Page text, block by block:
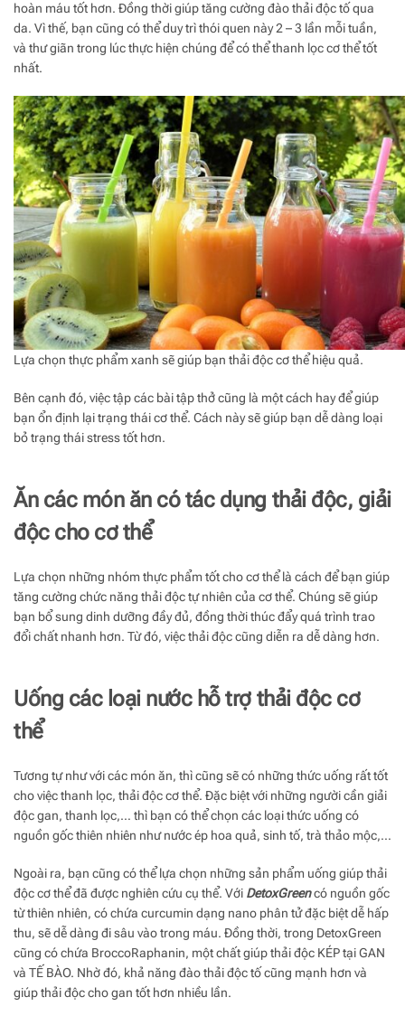
hoàn máu tốt hơn. Đồng thời giúp tăng cường đào thải độc tố qua
da. Vì thế, bạn cũng có thể duy trì thói quen này 2 – 3 lần mỗi tuần,
và thư giãn trong lúc thực hiện chúng để có thể thanh lọc cơ thể tốt
nhất.
Lựa chọn thực phẩm xanh sẽ giúp bạn thải độc cơ thể hiệu quả.
Bên cạnh đó, việc tập các bài tập thở cũng là một cách hay để giúp
bạn ổn định lại trạng thái cơ thể. Cách này sẽ giúp bạn dễ dàng loại
bỏ trạng thái stress tốt hơn.
Ăn các món ăn có tác dụng thải độc, giải
độc cho cơ thể
Lựa chọn những nhóm thực phẩm tốt cho cơ thể là cách để bạn giúp
tăng cường chức năng thải độc tự nhiên của cơ thể. Chúng sẽ giúp
bạn bổ sung dinh dưỡng đầy đủ, đồng thời thúc đẩy quá trình trao
đổi chất nhanh hơn. Từ đó, việc thải độc cũng diễn ra dễ dàng hơn.
Uống các loại nước hỗ trợ thải độc cơ
thể
Tương tự như với các món ăn, thì cũng sẽ có những thức uống rất tốt
cho việc thanh lọc, thải độc cơ thể. Đặc biệt với những người cần giải
độc gan, thanh lọc,… thì bạn có thể chọn các loại thức uống có
nguồn gốc thiên nhiên như nước ép hoa quả, sinh tố, trà thảo mộc,…
Ngoài ra, bạn cũng có thể lựa chọn những sản phẩm uống giúp thải
độc cơ thể đã được nghiên cứu cụ thể. Với DetoxGreencó nguồn gốc
từ thiên nhiên, có chứa curcumin dạng nano phân tử đặc biệt dễ hấp
thu, sẽ dễ dàng đi sâu vào trong máu. Đồng thời, trong DetoxGreen
cũng có chứa BroccoRaphanin, một chất giúp thải độc KÉP tại GAN
và TẾ BÀO. Nhờ đó, khả năng đào thải độc tố cũng mạnh hơn và
giúp thải độc cho gan tốt hơn nhiều lần.